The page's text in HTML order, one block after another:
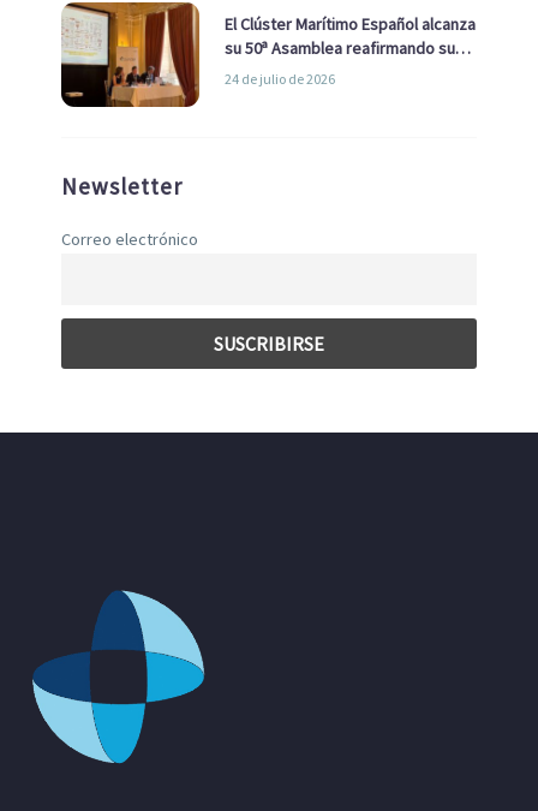
El Clúster Marítimo Español alcanza
su 50ª Asamblea reafirmando su
liderazgo en la Economía Azul
24 de julio de 2026
Newsletter
Correo electrónico